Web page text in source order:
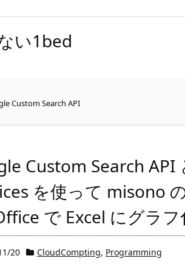
い1bed
Custom Search API
Custom Search
を使って misono
で Excel にグラフ
20 CloudCompting, Programming